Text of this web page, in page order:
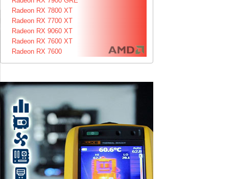
Radeon RX 7800 XT
Radeon RX 7700 XT
Radeon RX 9060 XT
Radeon RX 7600 XT
Radeon RX 7600